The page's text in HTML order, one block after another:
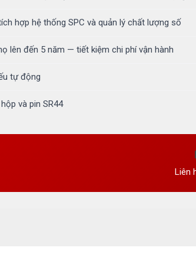
hợp hệ thống SPC và quản lý chất lượng số
lên đến 5 năm — tiết kiệm chi phí vận hành
tự động
và pin SR44
Liên